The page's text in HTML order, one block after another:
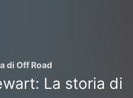
di Off Road
La storia di